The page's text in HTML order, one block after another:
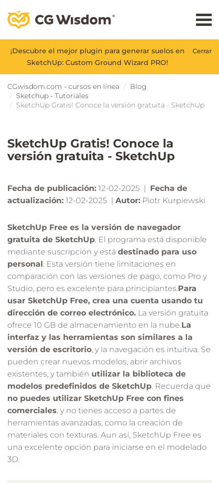
Cerrar
¡Descubre el mejor plugin para generar suelos en
SketchUp: Custom Ground Wizard PRO!
CGwisdom.com - cursos en línea
Blog
Sketchup - Tutoriales
SketchUp Gratis! Conoce la versión gratuita - SketchUp
SketchUp Gratis! Conoce la
versión gratuita - SketchUp
Fecha de publicación: 12-02-2025 | Fecha de
actualización: 12-02-2025 | Autor: Piotr Kurpiewski
SketchUp Free es la versión de navegador
gratuita de SketchUp. El programa está disponible
mediante suscripción y está destinado para uso
personal. Esta versión tiene limitaciones en
comparación con las versiones de pago, como Pro y
Studio, pero es excelente para principiantes.Para
usar SketchUp Free, crea una cuenta usando tu
dirección de correo electrónico. La versión gratuita
ofrece 10 GB de almacenamiento en la nube.La
interfaz y las herramientas son similares a la
versión de escritorio, y la navegación es intuitiva. Se
pueden crear nuevos modelos, abrir archivos
existentes, y también utilizar la biblioteca de
modelos predefinidos de SketchUp. Recuerda que
no puedes utilizar SketchUp Free con fines
comerciales, y no tienes acceso a partes de
herramientas avanzadas, como la creación de
materiales con texturas. Aun así, SketchUp Free es
una excelente opción para iniciarse en el modelado
3D.